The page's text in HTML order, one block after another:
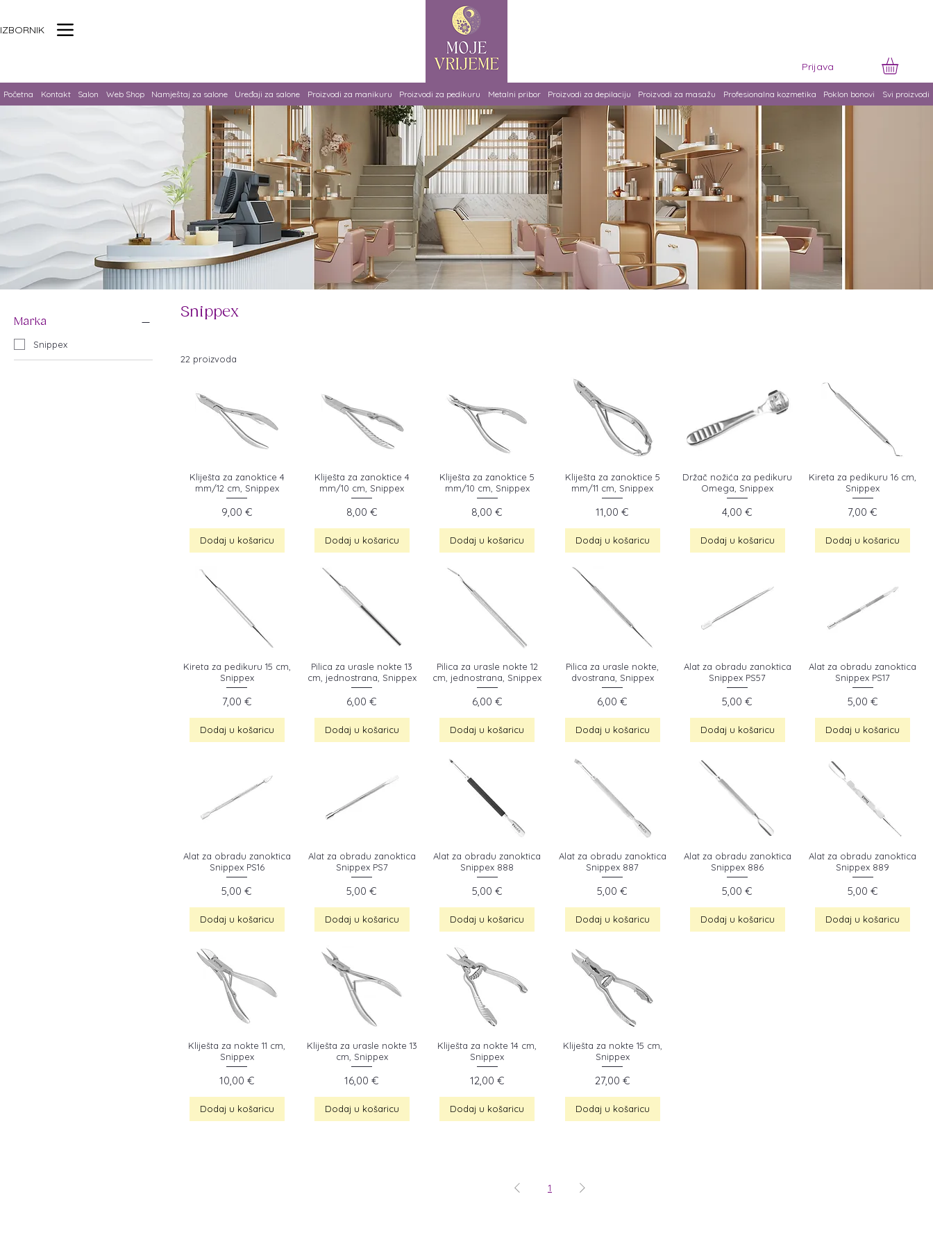
IZBORNIK
Prijava
Početna Kontakt Salon Web Shop Namještaj za salone Uređaji za salone Proizvodi za manikuru Proizvodi za pedikuru Metalni pribor Proizvodi za depilaciju Proizvodi za masažu Profesionalna kozmetika Poklon bonovi Svi proizvodi
Marka
Snippex
Snippex
22 proizvoda
Kliješta za zanoktice 4
mm/12 cm, Snippex
Cijena
9,00 €
Dodaj u košaricu
Kliješta za zanoktice 4
mm/10 cm, Snippex
Cijena
8,00 €
Dodaj u košaricu
Kliješta za zanoktice 5
mm/10 cm, Snippex
Cijena
8,00 €
Dodaj u košaricu
Kliješta za zanoktice 5
mm/11 cm, Snippex
Cijena
11,00 €
Dodaj u košaricu
Držač nožića za pedikuru
Omega, Snippex
Cijena
4,00 €
Dodaj u košaricu
Kireta za pedikuru 16 cm,
Snippex
Cijena
7,00 €
Dodaj u košaricu
Kireta za pedikuru 15 cm,
Snippex
Cijena
7,00 €
Dodaj u košaricu
Pilica za urasle nokte 13
cm, jednostrana, Snippex
Cijena
6,00 €
Dodaj u košaricu
Pilica za urasle nokte 12
cm, jednostrana, Snippex
Cijena
6,00 €
Dodaj u košaricu
Pilica za urasle nokte,
dvostrana, Snippex
Cijena
6,00 €
Dodaj u košaricu
Alat za obradu zanoktica
Snippex PS57
Cijena
5,00 €
Dodaj u košaricu
Alat za obradu zanoktica
Snippex PS17
Cijena
5,00 €
Dodaj u košaricu
Alat za obradu zanoktica
Snippex PS16
Cijena
5,00 €
Dodaj u košaricu
Alat za obradu zanoktica
Snippex PS7
Cijena
5,00 €
Dodaj u košaricu
Alat za obradu zanoktica
Snippex 888
Cijena
5,00 €
Dodaj u košaricu
Alat za obradu zanoktica
Snippex 887
Cijena
5,00 €
Dodaj u košaricu
Alat za obradu zanoktica
Snippex 886
Cijena
5,00 €
Dodaj u košaricu
Alat za obradu zanoktica
Snippex 889
Cijena
5,00 €
Dodaj u košaricu
Kliješta za nokte 11 cm,
Snippex
Cijena
10,00 €
Dodaj u košaricu
Kliješta za urasle nokte 13
cm, Snippex
Cijena
16,00 €
Dodaj u košaricu
Kliješta za nokte 14 cm,
Snippex
Cijena
12,00 €
Dodaj u košaricu
Kliješta za nokte 15 cm,
Snippex
Cijena
27,00 €
Dodaj u košaricu
1